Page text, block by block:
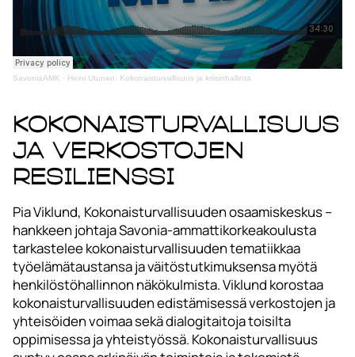
SavoniaAMK · Heini Utunen: Kokonaisturvallisuus ja kriisinhallinta
Kokonaisturvallisuus
ja verkostojen
resilienssi
Pia Viklund, Kokonaisturvallisuuden osaamiskeskus –
hankkeen johtaja Savonia-ammattikorkeakoulusta
tarkastelee kokonaisturvallisuuden tematiikkaa
työelämätaustansa ja väitöstutkimuksensa myötä
henkilöstöhallinnon näkökulmista. Viklund korostaa
kokonaisturvallisuuden edistämisessä verkostojen ja
yhteisöiden voimaa sekä dialogitaitoja toisilta
oppimisessa ja yhteistyössä. Kokonaisturvallisuus